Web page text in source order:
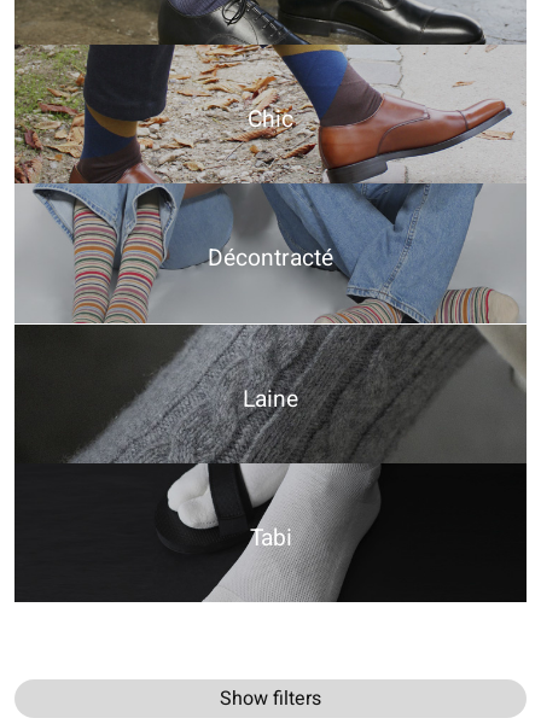
Chic
Décontracté
Laine
Tabi
Show filters